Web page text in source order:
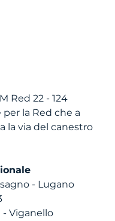
Red 22 - 124
la Red che a
la via del canestro
- Lugano
- Viganello